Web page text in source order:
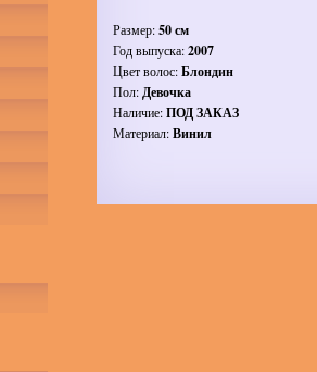
Размер:50 см
Год выпуска:2007
Цвет волос:Блондин
Пол:Девочка
Наличие:ПОД ЗАКАЗ
Материал:Винил